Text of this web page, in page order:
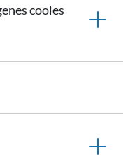
cooles